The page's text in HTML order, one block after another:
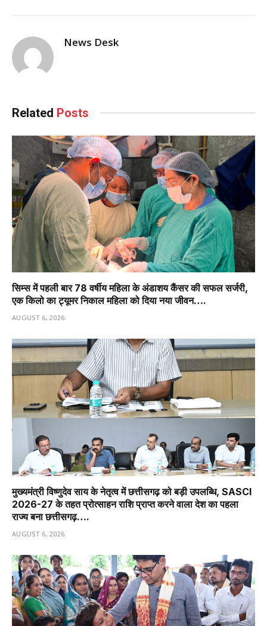
News Desk
Related Posts
सिम्स में पहली बार 78 वर्षीय महिला के अंडाशय कैंसर की सफल सर्जरी,
एक किलो का ट्यूमर निकाल महिला को दिया नया जीवन….
AUGUST 6, 2026
मुख्यमंत्री विष्णुदेव साय के नेतृत्व में छत्तीसगढ़ को बड़ी उपलब्धि, SASCI
2026-27 के तहत प्रोत्साहन राशि प्राप्त करने वाला देश का पहला
राज्य बना छत्तीसगढ़….
AUGUST 6, 2026